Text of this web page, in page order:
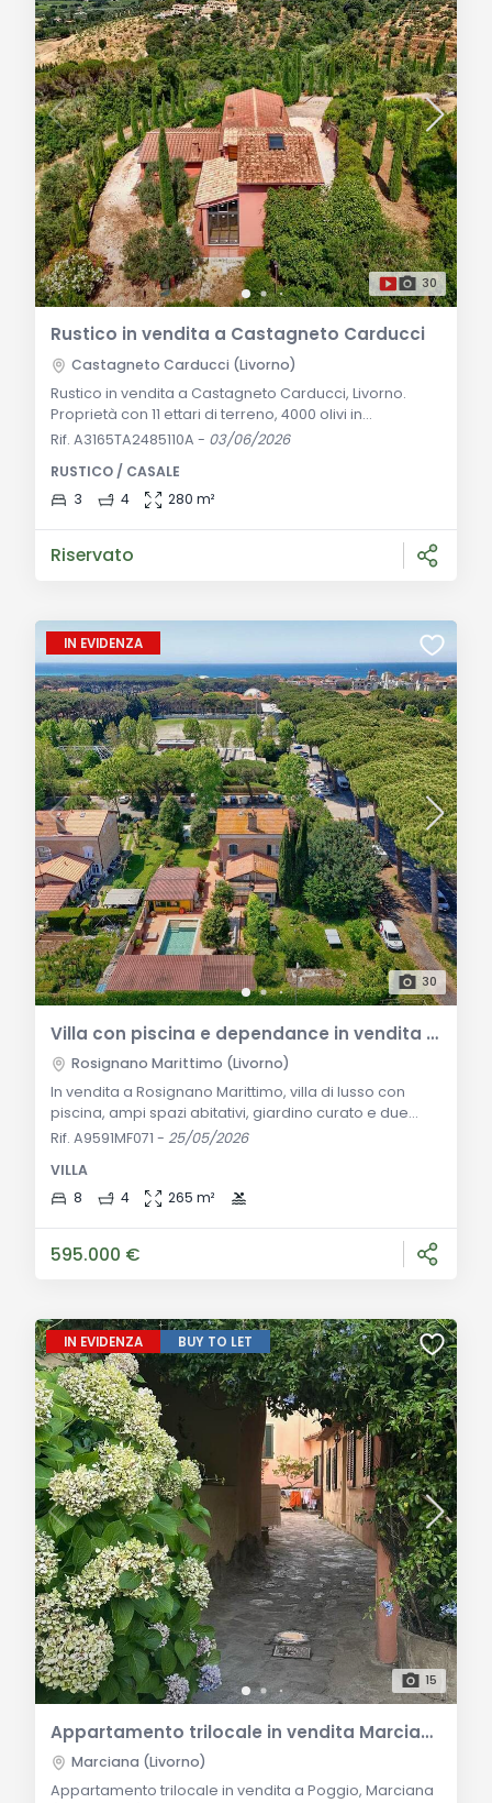
30
Rustico in vendita a Castagneto Carducci
Castagneto Carducci (Livorno)
Rustico in vendita a Castagneto Carducci, Livorno.
Proprietà con 11 ettari di terreno, 4000 olivi in
produzione, e vista mozzafiato sul mare. Ideale per chi
Generale: Nel cuore della campagna Castagnetana,
a soli 2,5 km dal centro storico di Castagneto
Rif. A3165TA2485110A - 03/06/2026
RUSTICO / CASALE
3
4 280 m²
Riservato
IN EVIDENZA
30
Villa con piscina e dependance in vendita a Rosignano Marittimo
Rosignano Marittimo (Livorno)
In vendita a Rosignano Marittimo, villa di lusso con
piscina, ampi spazi abitativi, giardino curato e due
dependance. Ideale per famiglie numerose o più
casa che offra tranquillità, spazio e comfort, questa
villa a Rosignano Marittimo è la scelta ideale. Situata in
Rif. A9591MF071 -25/05/2026
VILLA
8
4 265 m²
595.000 €
IN EVIDENZA BUY TO LET
15
Appartamento trilocale in vendita Marciana Poggio con vista mare
Marciana (Livorno)
Appartamento trilocale in vendita a Poggio, Marciana